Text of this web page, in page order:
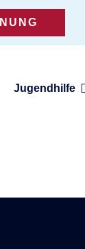
Jugendhilfe